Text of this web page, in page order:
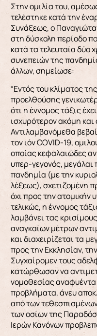
Στην ομιλία του,
τελέστηκε κατά την
Συνάξεως, ο
στη δύσκολη περίοδο
κατά τα τελευταία δύο
συνεπειών της
άλλων, σημείωσε:
“Εντός του κλίματος
προελθούσης
ότι η έννομος τάξις
ισχυρότερον ακόμη
Αντιλαμβανόμεθα
τον ιόν COVID-19,
οποίας κεφαλαιώδες
υπερ-γεγονός, μεγάλαι
πανδημία (με την
λέξεως), σχετιζομένη
όχι προς την ατομικήν
τελικώς, η έννομος
λαμβάνει τας
αναγκαίων μέτρων
και διαχειρίζεται τα
προς την Εκκλησίαν,
Συγχαίρομεν τους
κατώρθωσαν να
νομοθεσίας
προβλήματα, άνευ
από των
των οσίων της
Ιερών Κανόνων